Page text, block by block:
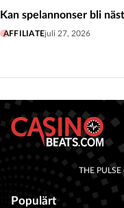
Kan spelannonser bli
AFFILIATEjuli 27, 2026
THE
Populärt